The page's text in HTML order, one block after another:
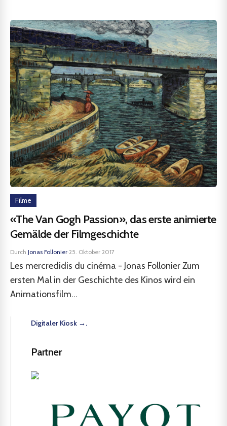
Filme
«The Van Gogh Passion», das erste animierte
Gemälde der Filmgeschichte
Durch Jonas Follonier·25. Oktober 2017
Les mercredidis du cinéma - Jonas Follonier Zum
ersten Mal in der Geschichte des Kinos wird ein
Animationsfilm...
Digitaler Kiosk →.
Partner